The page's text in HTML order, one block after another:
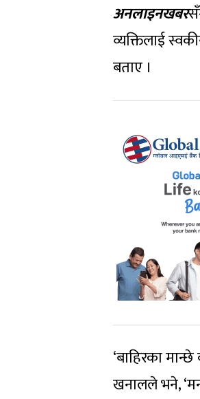
अनलाइनखबर
व्यक्तिलाई
बताए ।
‘बाहिरका
खनालले भने,